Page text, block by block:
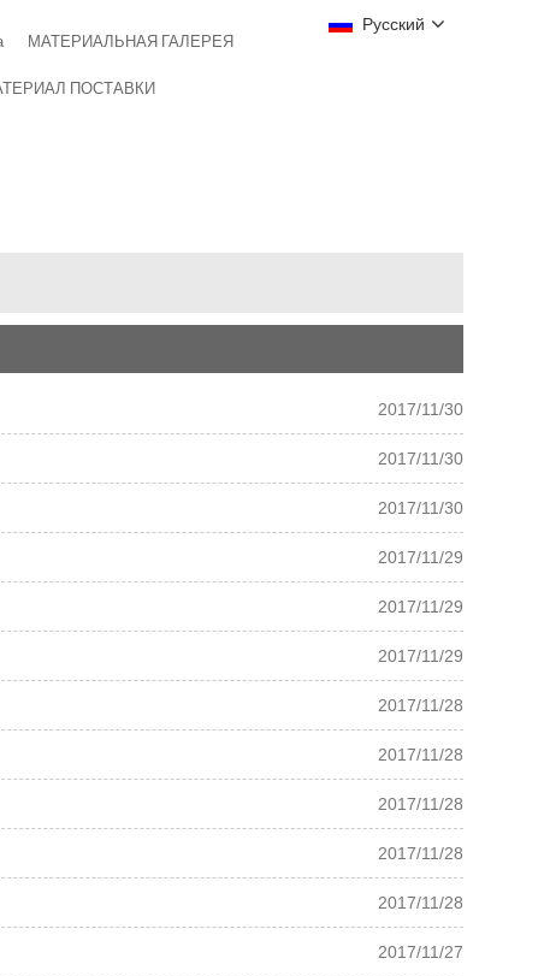
Русский
МАТЕРИАЛЬНАЯ ГАЛЕРЕЯ
ПОСТАВКИ
2017/11/30
2017/11/30
2017/11/30
2017/11/29
2017/11/29
2017/11/29
2017/11/28
2017/11/28
2017/11/28
2017/11/28
2017/11/28
2017/11/27